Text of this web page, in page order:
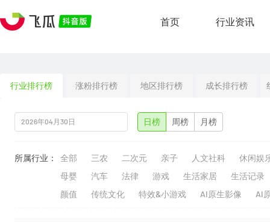
首页 行业资讯
行业排行榜 涨粉排行榜 地区排行榜 成长排行榜
日榜 周榜 月榜
所属行业： 全部 三农 二次元 亲子 人文社科
休闲娱
母婴
汽车 法律 游戏 生活家居
生活记录
颜值
传统文化 特效&小游戏 AI原生影像 AI